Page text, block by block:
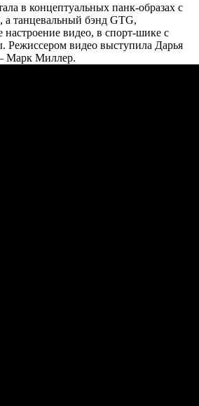
в концептуальных панк-образах с
а танцевальный бэнд GTG,
настроение видео, в спорт-шике с
Режиссером видео выступила Дарья
Марк Миллер.